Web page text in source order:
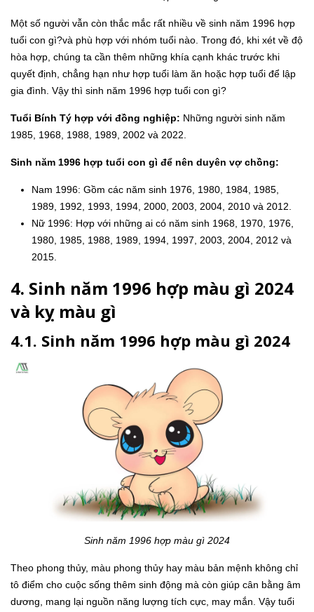
Một số người vẫn còn thắc mắc rất nhiều về sinh năm 1996 hợp
tuổi con gì?và phù hợp với nhóm tuổi nào. Trong đó, khi xét về độ
hòa hợp, chúng ta cần thêm những khía cạnh khác trước khi
quyết định, chẳng hạn như hợp tuổi làm ăn hoặc hợp tuổi để lập
gia đình. Vậy thì sinh năm 1996 hợp tuổi con gì?
Tuổi Bính Tý hợp với đồng nghiệp: Những người sinh năm
1985, 1968, 1988, 1989, 2002 và 2022.
Sinh năm 1996 hợp tuổi con gì để nên duyên vợ chồng:
Nam 1996: Gồm các năm sinh 1976, 1980, 1984, 1985,
1989, 1992, 1993, 1994, 2000, 2003, 2004, 2010 và 2012.
Nữ 1996: Hợp với những ai có năm sinh 1968, 1970, 1976,
1980, 1985, 1988, 1989, 1994, 1997, 2003, 2004, 2012 và
2015.
4. Sinh năm 1996 hợp màu gì 2024
và kỵ màu gì
4.1. Sinh năm 1996 hợp màu gì 2024
Sinh năm 1996 hợp màu gì 2024
Theo phong thủy, màu phong thủy hay màu bản mệnh không chỉ
tô điểm cho cuộc sống thêm sinh động mà còn giúp cân bằng âm
dương, mang lại nguồn năng lượng tích cực, may mắn. Vậy tuổi